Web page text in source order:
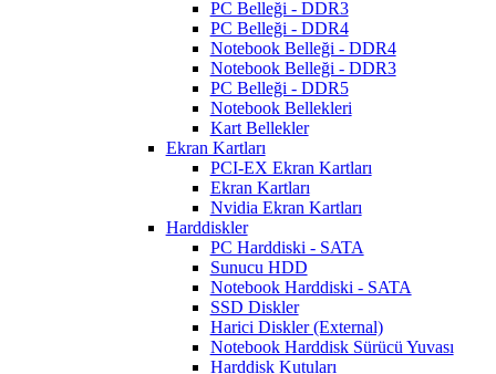
PC Belleği - DDR3
PC Belleği - DDR4
Notebook Belleği - DDR4
Notebook Belleği - DDR3
PC Belleği - DDR5
Notebook Bellekleri
Kart Bellekler
Ekran Kartları
PCI-EX Ekran Kartları
Ekran Kartları
Nvidia Ekran Kartları
Harddiskler
PC Harddiski - SATA
Sunucu HDD
Notebook Harddiski - SATA
SSD Diskler
Harici Diskler (External)
Notebook Harddisk Sürücü Yuvası
Harddisk Kutuları